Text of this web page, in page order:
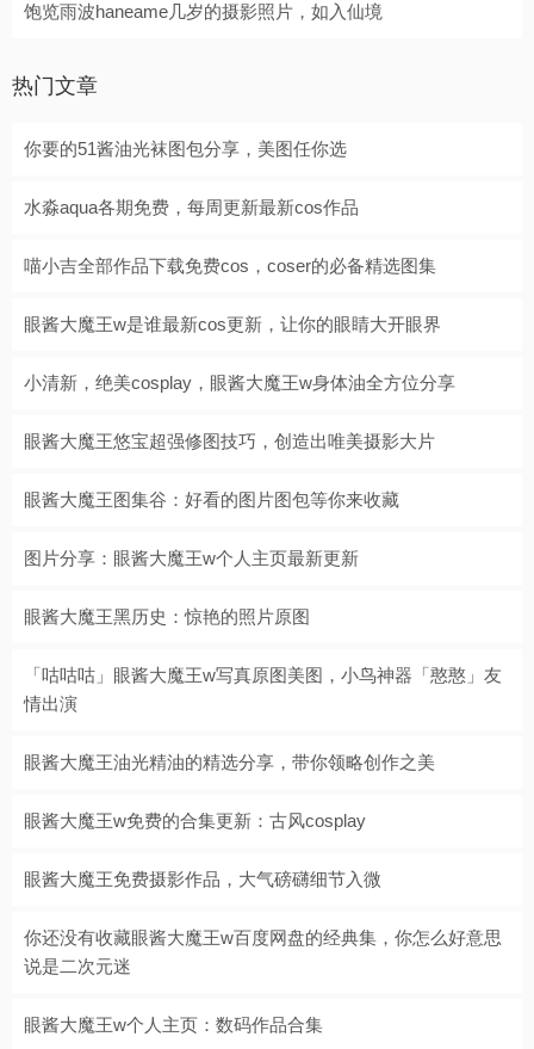
饱览雨波haneame几岁的摄影照片，如入仙境
热门文章
你要的51酱油光袜图包分享，美图任你选
水淼aqua各期免费，每周更新最新cos作品
喵小吉全部作品下载免费cos，coser的必备精选图集
眼酱大魔王w是谁最新cos更新，让你的眼睛大开眼界
小清新，绝美cosplay，眼酱大魔王w身体油全方位分享
眼酱大魔王悠宝超强修图技巧，创造出唯美摄影大片
眼酱大魔王图集谷：好看的图片图包等你来收藏
图片分享：眼酱大魔王w个人主页最新更新
眼酱大魔王黑历史：惊艳的照片原图
「咕咕咕」眼酱大魔王w写真原图美图，小鸟神器「憨憨」友
情出演
眼酱大魔王油光精油的精选分享，带你领略创作之美
眼酱大魔王w免费的合集更新：古风cosplay
眼酱大魔王免费摄影作品，大气磅礴细节入微
你还没有收藏眼酱大魔王w百度网盘的经典集，你怎么好意思
说是二次元迷
眼酱大魔王w个人主页：数码作品合集